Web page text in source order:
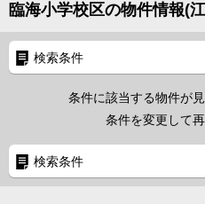
臨海小学校区の物件情報(
検索条件
条件に該当する物件が
条件を変更して
検索条件